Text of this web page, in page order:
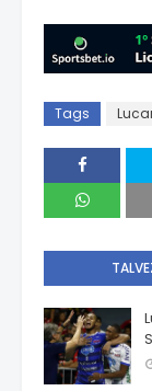
Tags